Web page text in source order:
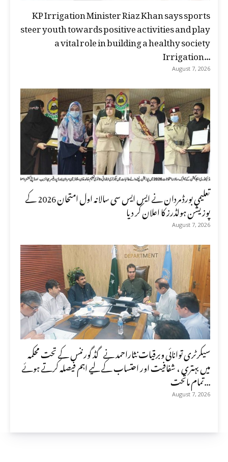
KP Irrigation Minister Riaz Khan says sports
steer youth towards positive activities and play
a vital role in building a healthy society
Irrigation...
August 7, 2026
تعلیمی بورڈ مردان نے ایس ایس سی سالانہ اول امتحان 2026 کے
پوزیشن ہولڈرز کا اعلان کر دیا
August 7, 2026
سیکرٹری توانائی وبرقیات نثاراحمد نے گڈ گورننس کے تحت محکمہ
میں بہتری ، شفافیت اور احتساب کے لیے اہم فیصلہ کرتے ہوئے
تمام ماتحت...
August 7, 2026